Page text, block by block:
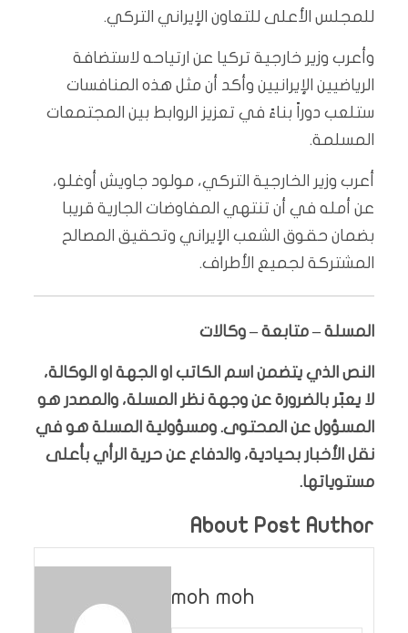
للمجلس الأعلى للتعاون الإيراني التركي.
وأعرب وزير خارجية تركيا عن ارتياحه لاستضافة
الرياضيين الإيرانيين وأكد أن مثل هذه المنافسات
ستلعب دوراً بناءً في تعزيز الروابط بين المجتمعات
المسلمة.
أعرب وزير الخارجية التركي، مولود جاويش أوغلو،
عن أمله في أن تنتهي المفاوضات الجارية قريبا
بضمان حقوق الشعب الإيراني وتحقيق المصالح
المشتركة لجميع الأطراف.
المسلة – متابعة – وكالات
النص الذي يتضمن اسم الكاتب او الجهة او الوكالة،
لا يعبّر بالضرورة عن وجهة نظر المسلة، والمصدر هو
المسؤول عن المحتوى. ومسؤولية المسلة هو في
نقل الأخبار بحيادية، والدفاع عن حرية الرأي بأعلى
مستوياتها.
About Post Author
moh moh